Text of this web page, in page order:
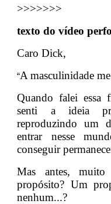
>>>>>>>
texto do vídeo
Caro Dick,
“A masculinidade
Quando falei essa
senti a ideia
reproduzindo um
entrar nesse
conseguir
Mas antes,
propósito? Um
nenhum...?